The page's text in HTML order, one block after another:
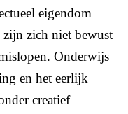
eigendom
zich niet bewust
Onderwijs
en het eerlijk
creatief